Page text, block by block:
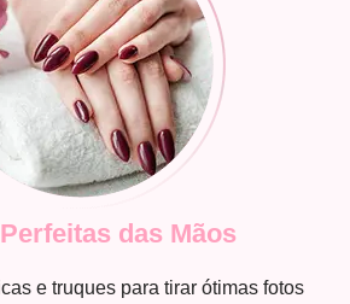
das Mãos
e truques para tirar ótimas fotos